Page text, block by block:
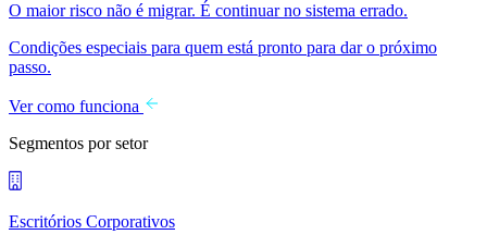
O maior risco não é migrar. É continuar no sistema errado.
Condições especiais para quem está pronto para dar o próximo
passo.
Ver como funciona
Segmentos por setor
Escritórios Corporativos